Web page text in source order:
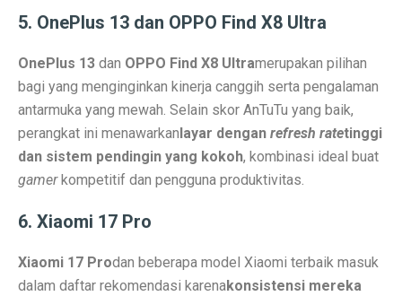
Realme 15 Pro 5G Jadi Smartphone Turnamen
IMX 2025 Dimulai 10 Oktober 2025, Hadirkan Tokoh
PGE Dorong Inovasi Energi Panas Bumi Capai 3 GW
Elon Musk Pecahkan Rekor Kekayaan, Jadi Orang
Jangan Lupa Cek Pesanan Online, Ini 7 Sifat
Proyek Meta Raksasa: Pusat Data AI Seluas 70
5. OnePlus 13 dan OPPO Find X8 Ultra
OnePlus 13 dan OPPO Find X8 Ultramerupakan pilihan
bagi yang menginginkan kinerja canggih serta pengalaman
antarmuka yang mewah. Selain skor AnTuTu yang baik,
perangkat ini menawarkanlayar dengan refresh ratetinggi
dan sistem pendingin yang kokoh, kombinasi ideal buat
gamerkompetitif dan pengguna produktivitas.
6. Xiaomi 17 Pro
Xiaomi 17 Prodan beberapa model Xiaomi terbaik masuk
dalam daftar rekomendasi karenakonsistensi mereka